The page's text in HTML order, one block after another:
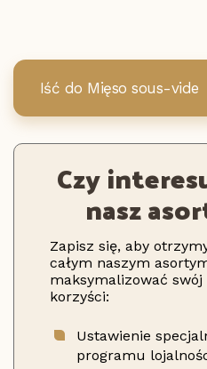
Iść do Mięso sous-vide
Czy
nasz
Zapisz się, aby
całym naszym
maksymalizować
korzyści:
Ustawienie
programu